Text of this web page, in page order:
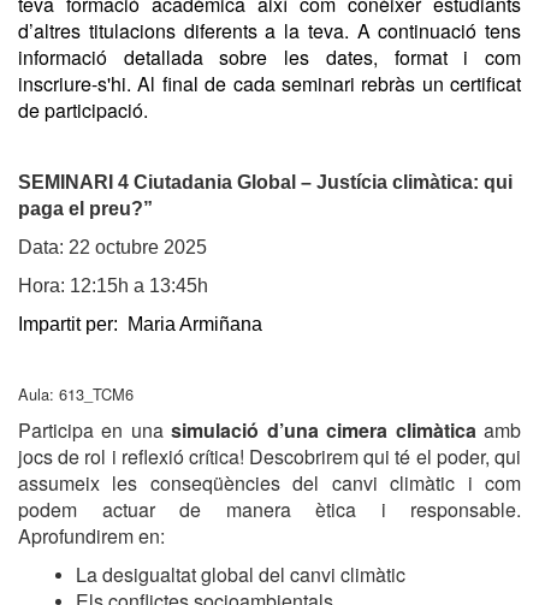
d’altres titulacions diferents a la teva. A continuació tens
informació detallada sobre les dates, format i com
inscriure-s'hi. Al final de cada seminari rebràs un certificat
de participació.
SEMINARI 4 Ciutadania Global – Justícia climàtica: qui
paga el preu?”
Data: 22 octubre 2025
Hora: 12:15h a 13:45h
Impartit per: Maria Armiñana
Aula: 613_TCM6
Participa en unasimulació d’una cimera climàticaamb
jocs de rol i reflexió crítica! Descobrirem qui té el poder, qui
assumeix les conseqüències del canvi climàtic i com
podem actuar de manera ètica i responsable.
Aprofundirem en:
La desigualtat global del canvi climàtic